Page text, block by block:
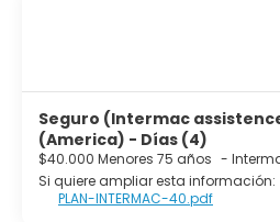
Seguro (Intermac
(America) - Días (4)
$40.000 Menores 75 años -
Si quiere ampliar esta información:
PLAN-INTERMAC-40.pdf